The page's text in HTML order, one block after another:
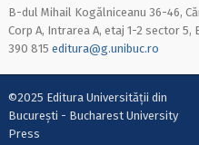
B-dul Mihail Kogălniceanu 36-46,
Corp A, Intrarea A, etaj 1-2 sector 5,
390 815 editura@g.unibuc.ro
©2025 Editura Universității din
București - Bucharest University
Press